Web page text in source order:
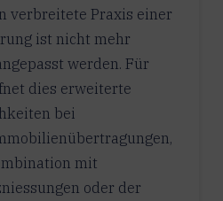
verbreitete Praxis einer
ist nicht mehr
werden. Für
dies erweiterte
bei
mit
oder der